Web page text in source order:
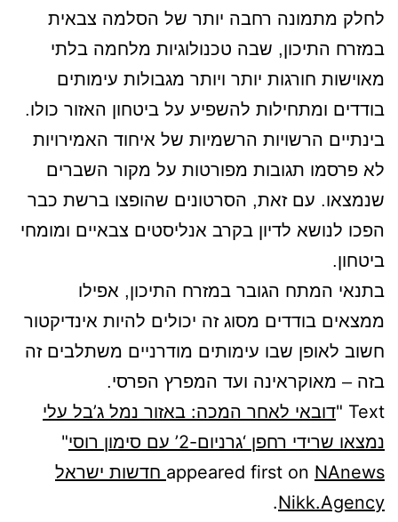
לחלק מתמונה רחבה יותר של הסלמה צבאית
במזרח התיכון, שבה טכנולוגיות מלחמה בלתי
מאוישות חורגות יותר ויותר מגבולות עימותים
בודדים ומתחילות להשפיע על ביטחון האזור כולו.
בינתיים הרשויות הרשמיות של איחוד האמירויות
לא פרסמו תגובות מפורטות על מקור השברים
שנמצאו. עם זאת, הסרטונים שהופצו ברשת כבר
הפכו לנושא לדיון בקרב אנליסטים צבאיים ומומחי
ביטחון.
בתנאי המתח הגובר במזרח התיכון, אפילו
ממצאים בודדים מסוג זה יכולים להיות אינדיקטור
חשוב לאופן שבו עימותים מודרניים משתלבים זה
בזה – מאוקראינה ועד המפרץ הפרסי.
Text "
דובאי לאחר המכה: באזור נמל ג’בל עלי
נמצאו שרידי רחפן ‘גרניום-2’ עם סימון רוסי
"
appeared first on NAnews חדשות ישראל
Nikk.Agency
.